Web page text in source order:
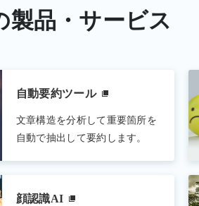
製品・サービス
自動要約ツール
文章構造を分析して重要箇所を
自動で抽出して要約します。
顔認識AI